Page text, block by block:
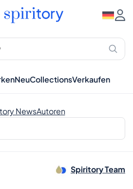
NeuCollectionsVerkaufen
NewsAutoren
Spiritory Team